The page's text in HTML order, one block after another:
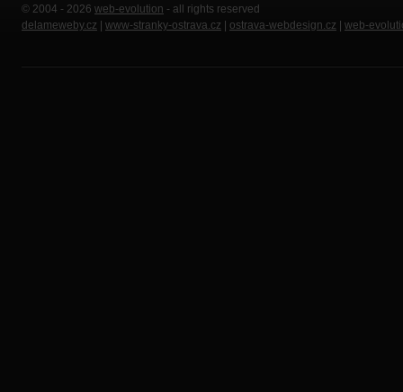
© 2004 - 2026 web-evolution - all rights reserved
delameweby.cz
www-stranky-ostrava.cz ostrava-webdesign.cz web-